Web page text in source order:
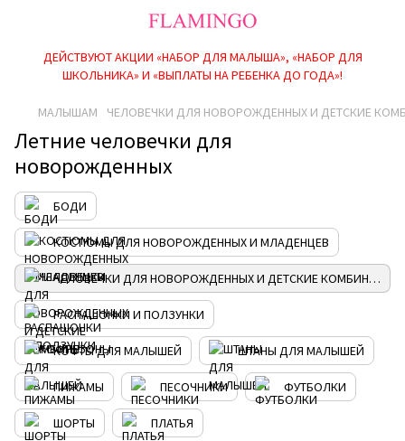
ДЕЙСТВУЮТ АКЦИИ «НАБОР ДЛЯ МАЛЫША», «НАБОР ДЛЯ
ШКОЛЬНИКА» И «ВЫПЛАТЫ НА РЕБEНКА ДО ГОДА»!
МАЛЫШАМ ЧЕЛОВЕЧКИ ДЛЯ НОВОРОЖДЕННЫХ И ДЕТСКИЕ
Летние человечки для
новорожденных
БОДИ
КОСТЮМЫ ДЛЯ НОВОРОЖДЕННЫХ И МЛАДЕНЦЕВ
ЧЕЛОВЕЧКИ ДЛЯ НОВОРОЖДЕННЫХ И ДЕТСКИЕ КОМБИНЕЗОНЫ
РАСПАШОНКИ И ПОЛЗУНКИ
КОФТЫ ДЛЯ МАЛЫШЕЙ ШТАНЫ ДЛЯ МАЛЫШЕЙ
ПИЖАМЫ ПЕСОЧНИКИ ФУТБОЛКИ
ШОРТЫ ПЛАТЬЯ